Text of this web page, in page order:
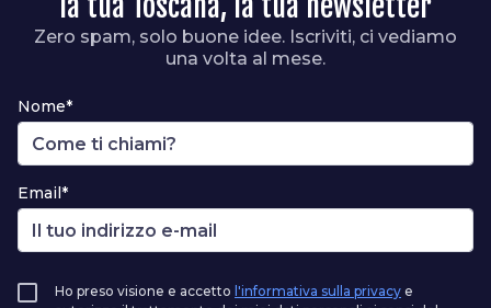
Zero spam, solo buone idee. Iscriviti, ci vediamo
una volta al mese.
Nome*
Email*
Ho preso visione e accetto l'informativa sulla privacy e